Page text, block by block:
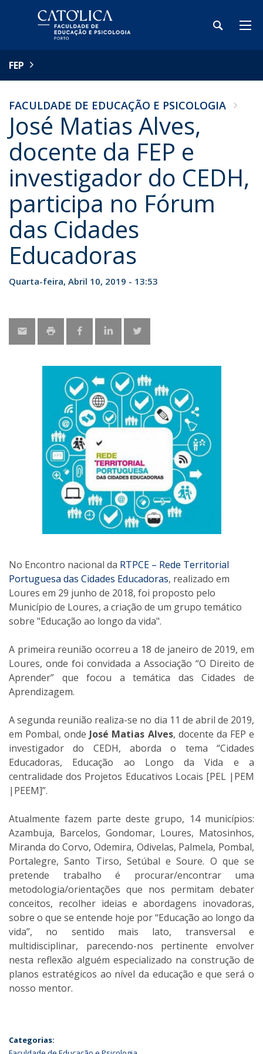
FEP
FACULDADE DE EDUCAÇÃO E PSICOLOGIA
José Matias Alves,
docente da FEP e
investigador do CEDH,
participa no Fórum
das Cidades
Educadoras
Quarta-feira, Abril 10, 2019 - 13:53
No Encontro nacional da RTPCE – Rede Territorial
Portuguesa das Cidades Educadoras, realizado em
Loures em 29 junho de 2018, foi proposto pelo
Município de Loures, a criação de um grupo temático
sobre "Educação ao longo da vida".
A primeira reunião ocorreu a 18 de janeiro de 2019, em
Loures, onde foi convidada a Associação “O Direito de
Aprender” que focou a temática das Cidades de
Aprendizagem.
A segunda reunião realiza-se no dia 11 de abril de 2019,
em Pombal, onde José Matias Alves, docente da FEP e
investigador do CEDH, aborda o tema “Cidades
Educadoras, Educação ao Longo da Vida e a
centralidade dos Projetos Educativos Locais [PEL |PEM
|PEEM]”.
Atualmente fazem parte deste grupo, 14 municípios:
Azambuja, Barcelos, Gondomar, Loures, Matosinhos,
Miranda do Corvo, Odemira, Odivelas, Palmela, Pombal,
Portalegre, Santo Tirso, Setúbal e Soure. O que se
pretende trabalho é procurar/encontrar uma
metodologia/orientações que nos permitam debater
conceitos, recolher ideias e abordagens inovadoras,
sobre o que se entende hoje por “Educação ao longo da
vida”, no sentido mais lato, transversal e
multidisciplinar, parecendo-nos pertinente envolver
nesta reflexão alguém especializado na construção de
planos estratégicos ao nível da educação e que será o
nosso mentor.
Categorias: